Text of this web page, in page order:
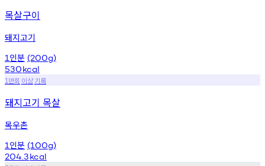
목살구이
돼지고기
1 인분 (200g)
530kcal
1 만회 이상기록
돼지고기 목살
목우촌
1 인분 (100g)
204.3kcal